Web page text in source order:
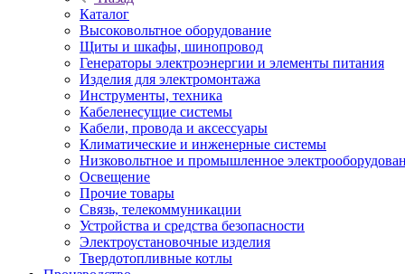
Каталог
Высоковольтное оборудование
Щиты и шкафы, шинопровод
Генераторы электроэнергии и элементы питания
Изделия для электромонтажа
Инструменты, техника
Кабеленесущие системы
Кабели, провода и аксессуары
Климатические и инженерные системы
Низковольтное и промышленное
Освещение
Прочие товары
Связь, телекоммуникации
Устройства и средства безопасности
Электроустановочные изделия
Твердотопливные котлы